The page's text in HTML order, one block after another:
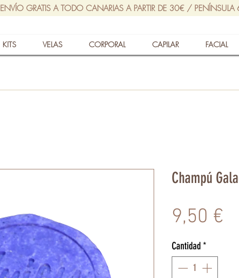
ENVÍO GRATIS A TODO CANARIAS A PARTIR DE 30€ /
KITS VELAS CORPORAL CAPILAR FACIAL
Champú
9,50 €
Cantidad*